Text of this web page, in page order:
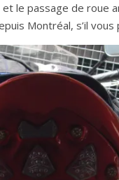
le passage de roue
Montréal, s’il vous